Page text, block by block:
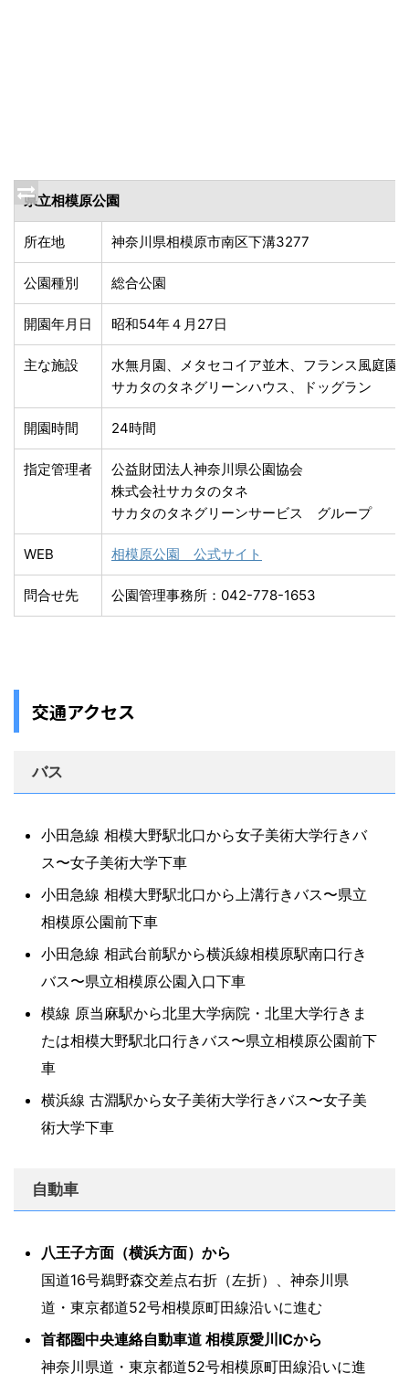
県立相模原公園
所在地 神奈川県相模原市南区下溝3277
公園種別 総合公園
開園年月日 昭和54年４月27日
主な施設
水無月園、メタセコイア並木、フランス風庭園
サカタのタネグリーンハウス、ドッグラン
開園時間 24時間
指定管理者
公益財団法人神奈川県公園協会
株式会社サカタのタネ
サカタのタネグリーンサービス グループ
WEB 相模原公園 公式サイト
問合せ先 公園管理事務所：042-778-1653
交通アクセス
バス
小田急線 相模大野駅北口から女子美術大学行きバ
ス〜女子美術大学下車
小田急線 相模大野駅北口から上溝行きバス〜県立
相模原公園前下車
小田急線 相武台前駅から横浜線相模原駅南口行き
バス〜県立相模原公園入口下車
模線 原当麻駅から北里大学病院・北里大学行きま
たは相模大野駅北口行きバス〜県立相模原公園前下
車
横浜線 古淵駅から女子美術大学行きバス〜女子美
術大学下車
自動車
八王子方面（横浜方面）から
国道16号鵜野森交差点右折（左折）、神奈川県
道・東京都道52号相模原町田線沿いに進む
首都圏中央連絡自動車道 相模原愛川ICから
神奈川県道・東京都道52号相模原町田線沿いに進